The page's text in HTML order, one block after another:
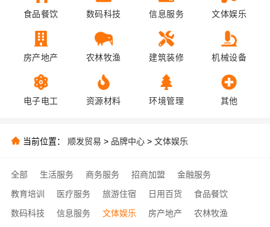
食品餐饮 数码科技 信息服务 文体娱乐
房产地产 农林牧渔 建筑装修 机械设备
电子电工 资源材料 环境管理 其他
当前位置： 顺发贸易 > 品牌中心 > 文体娱乐
全部 生活服务 商务服务 招商加盟
金融服务
教育培训
医疗服务 旅游住宿 日用百货
食品餐饮
数码科技
信息服务 文体娱乐 房产地产
农林牧渔